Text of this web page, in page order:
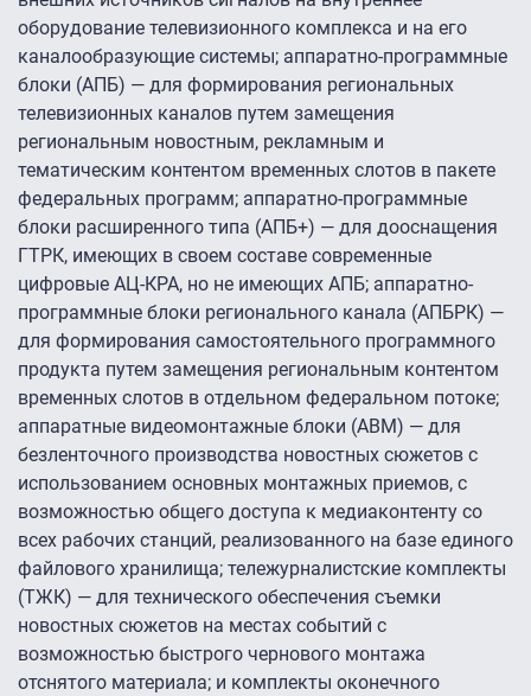
оборудование телевизионного комплекса и на его
каналообразующие системы; аппаратно-программные
блоки (АПБ) — для формирования региональных
телевизионных каналов путем замещения
региональным новостным, рекламным и
тематическим контентом временных слотов в пакете
федеральных программ; аппаратно-программные
блоки расширенного типа (АПБ+) — для дооснащения
ГТРК, имеющих в своем составе современные
цифровые АЦ-КРА, но не имеющих АПБ; аппаратно-
программные блоки регионального канала (АПБРК) —
для формирования самостоятельного программного
продукта путем замещения региональным контентом
временных слотов в отдельном федеральном потоке;
аппаратные видеомонтажные блоки (АВМ) — для
безленточного производства новостных сюжетов с
использованием основных монтажных приемов, с
возможностью общего доступа к медиаконтенту со
всех рабочих станций, реализованного на базе единого
файлового хранилища; тележурналистские комплекты
(ТЖК) — для технического обеспечения съемки
новостных сюжетов на местах событий с
возможностью быстрого чернового монтажа
отснятого материала; и комплекты оконечного